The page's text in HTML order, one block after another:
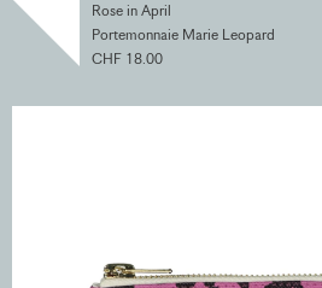
Rose in April
Portemonnaie Marie Leopard
CHF 18.00